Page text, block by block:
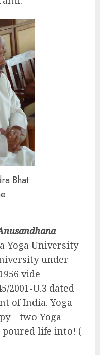
Bhat
Yoga University
under
vide
2001-U.3 dated
of India. Yoga
– two Yoga
poured life into! (